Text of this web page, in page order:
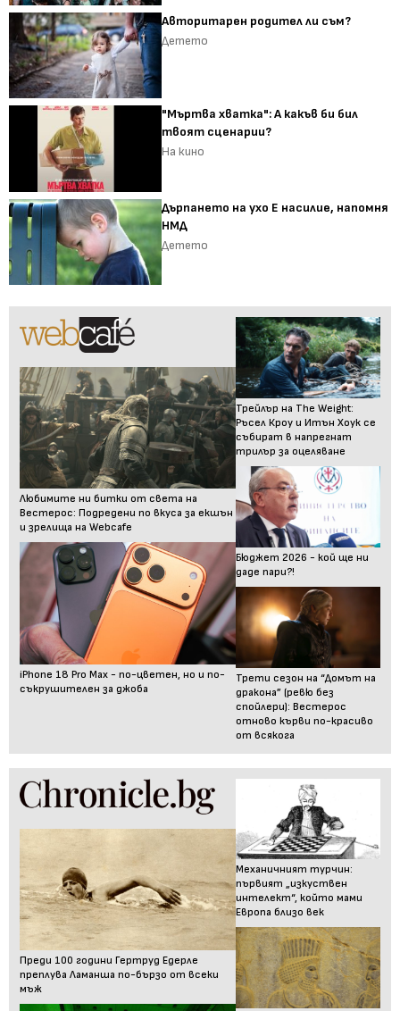
Авторитарен родител ли съм?
Детето
"Мъртва хватка": А какъв би бил
твоят сценарии?
На кино
Дърпането на ухо Е насилие, напомня
НМД
Детето
Любимите ни битки от света на
Вестерос: Подредени по вкуса за екшън
и зрелища на Webcafe
iPhone 18 Pro Max - по-цветен, но и по-
съкрушителен за джоба
Трейлър на The Weight:
Ръсел Кроу и Итън Хоук се
събират в напрегнат
трилър за оцеляване
Бюджет 2026 - кой ще ни
даде пари?!
Трети сезон на “Домът на
дракона” (ревю без
спойлери): Вестерос
отново кърви по-красиво
от всякога
Преди 100 години Гертруд Едерле
преплува Ламанша по-бързо от всеки
мъж
Механичният турчин:
първият „изкуствен
интелект“, който мами
Европа близо век